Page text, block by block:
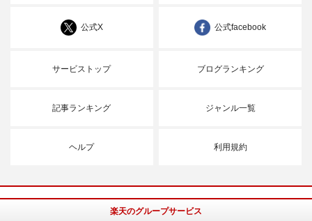
公式X 公式facebook
サービストップ ブログランキング
記事ランキング ジャンル一覧
ヘルプ 利用規約
楽天のグループサービス